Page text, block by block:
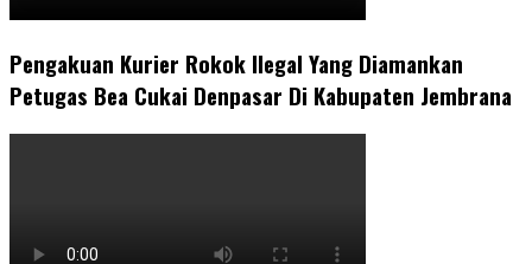
Pengakuan Kurier Rokok Ilegal Yang Diamankan
Petugas Bea Cukai Denpasar Di Kabupaten Jembrana